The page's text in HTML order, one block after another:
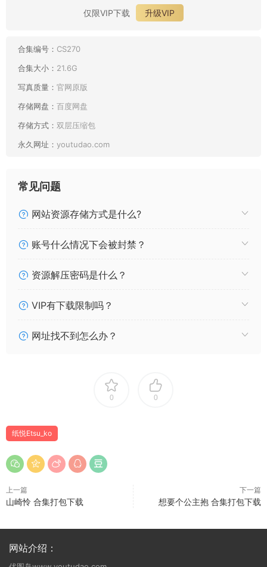
最新目录：
2026.07.14新增
040 纸悦Etsu_ko 蔚蓝档案 静山真白泳装 [28P208MB]
2026.07.12新增
2026.07.10新增
038 纸悦Etsu_ko 透明竞泳 [65P335MB]
2026.07.07新增
037 纸悦Etsu_ko 碧蓝航线 长门旗袍 [60P341MB]
2026.07.02新增
036 纸悦Etsu_ko Overlord 雅儿贝德 [14P75MB]
035 纸悦Etsu_ko OC GIN 叛逆女仆 [36P108MB]
033 纸悦Etsu_ko 绒绒兔 [23P74MB]
031 纸悦Etsu_ko 娼年贞德 [64P707MB]
029 纸悦Etsu_ko 蔚蓝档案 鬼怒川霞水着 [44P611MB]
027 纸悦Etsu_ko Nikke胜利女神 伊莱格 [56P10V474MB]
026 纸悦Etsu_ko 鸣潮 爱弥斯 [25P288MB]
023 纸悦Etsu_ko 丹花伊吹自拍 [30P90MB]
仅限VIP下载
升级VIP
合集编号： CS270
合集大小： 21.6G
写真质量： 官网原版
存储网盘： 百度网盘
存储方式： 双层压缩包
永久网址： youtudao.com
常见问题
网站资源存储方式是什么?
账号什么情况下会被封禁？
资源解压密码是什么？
VIP有下载限制吗？
网址找不到怎么办？
0 0
纸悦Etsu_ko
上一篇
山崎怜 合集打包下载
下一篇
想要个公主抱 合集打包下载
网站介绍：